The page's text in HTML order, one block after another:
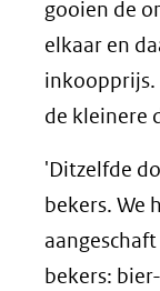
gooien de
elkaar en
inkoopprijs.
de kleinere
'Ditzelfde
bekers. We
bekers: